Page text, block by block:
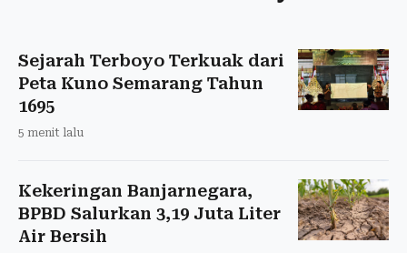
Sejarah Terboyo Terkuak dari
Peta Kuno Semarang Tahun
1695
5 menit lalu
Kekeringan Banjarnegara,
BPBD Salurkan 3,19 Juta Liter
Air Bersih